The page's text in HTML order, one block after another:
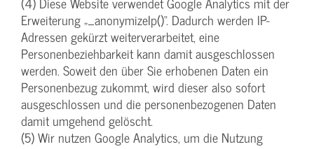
Erweiterung „_anonymizeIp()“. Dadurch werden IP-
Adressen gekürzt weiterverarbeitet, eine
Personenbeziehbarkeit kann damit ausgeschlossen
werden. Soweit den über Sie erhobenen Daten ein
Personenbezug zukommt, wird dieser also sofort
ausgeschlossen und die personenbezogenen Daten
damit umgehend gelöscht.
(5) Wir nutzen Google Analytics, um die Nutzung